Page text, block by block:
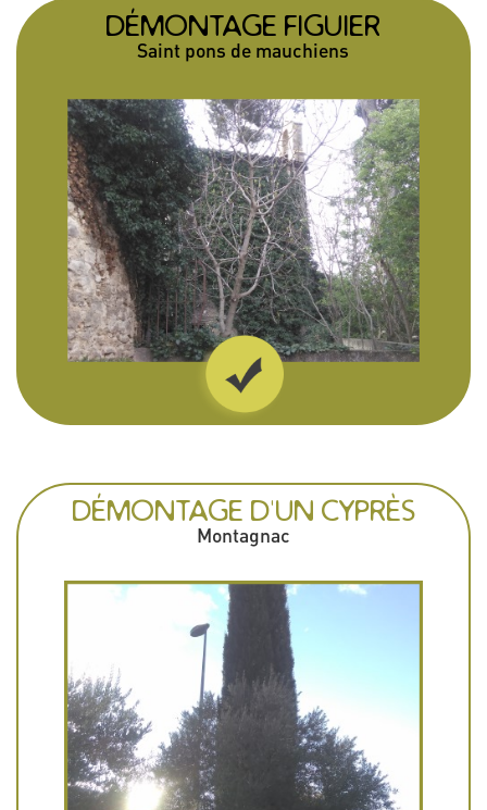
DÉMONTAGE FIGUIER
Saint pons de mauchiens
DÉMONTAGE D'UN CYPRÈS
Montagnac